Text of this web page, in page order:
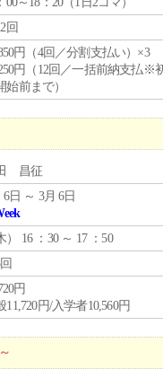
回
円（4回／分割支払い）×3
円（12回／一括前納支払※
始前まで）
昌征
6日 ～ 3月 6日
） 16 ：30 ～ 17 ：50
円
11,720円/入学者10,560円